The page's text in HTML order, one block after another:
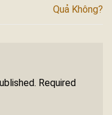
Quả Không?
Required